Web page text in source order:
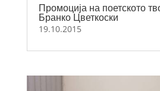
Промоција на поетското
Бранко Цветкоски
19.10.2015